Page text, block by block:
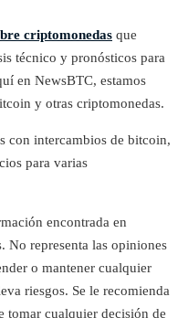
criptomonedas que
técnico y pronósticos para
en NewsBTC, estamos
y otras criptomonedas.
con intercambios de bitcoin,
para varias
encontrada en
No representa las opiniones
o mantener cualquier
riesgos. Se le recomienda
tomar cualquier decisión de